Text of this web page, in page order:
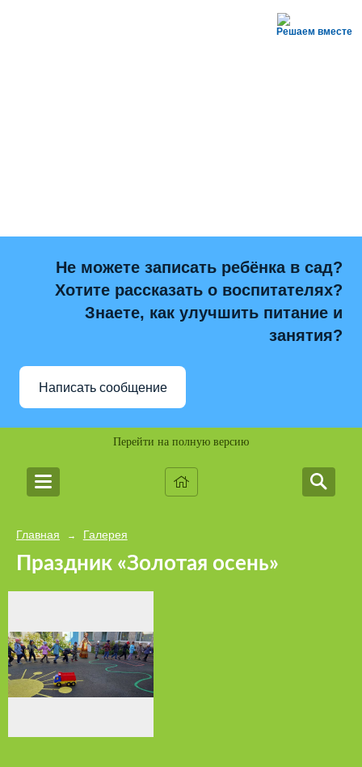
Решаем вместе
Не можете записать ребёнка в сад?
Хотите рассказать о воспитателях?
Знаете, как улучшить питание и
занятия?
Написать сообщение
Перейти на полную версию
Главная → Галерея
Праздник «Золотая осень»